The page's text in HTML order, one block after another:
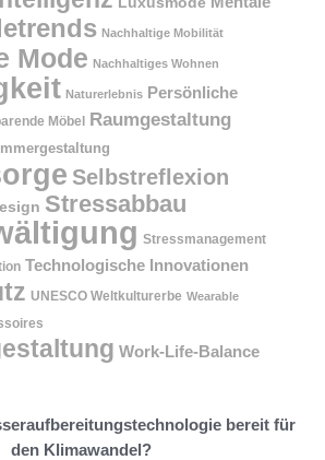
Nachhaltige Mobilität
Mode Nachhaltiges Wohnen
Naturerlebnis Persönliche
Möbel Raumgestaltung
Selbstreflexion
Stressabbau
Stressmanagement
Technologische Innovationen
UNESCO Weltkulturerbe Wearable
Work-Life-Balance
bereit für
den Klimawandel?